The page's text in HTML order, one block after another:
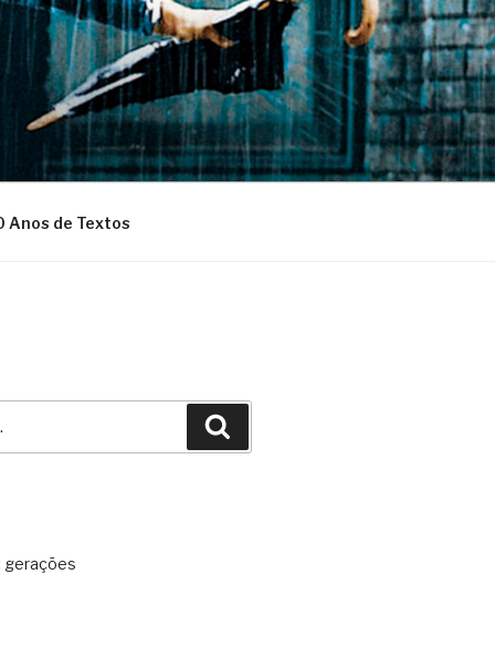
Anos de Textos
gerações